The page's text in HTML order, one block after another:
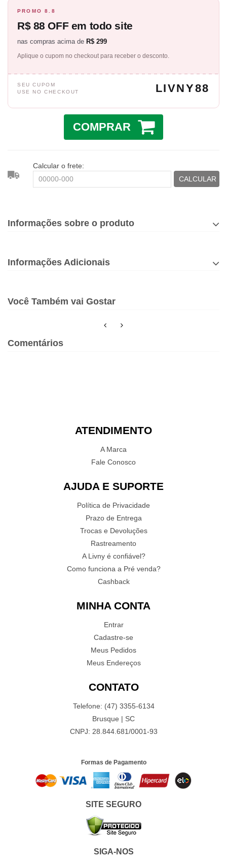
PROMO 8.8
R$ 88 OFF em todo site
nas compras acima de R$ 299
Aplique o cupom no checkout para receber o desconto.
SEU CUPOM
USE NO CHECKOUT
LIVNY88
COMPRAR
Calcular o frete:
CALCULAR
Informações sobre o produto
Informações Adicionais
Você Também vai Gostar
Comentários
ATENDIMENTO
A Marca
Fale Conosco
AJUDA E SUPORTE
Política de Privacidade
Prazo de Entrega
Trocas e Devoluções
Rastreamento
A Livny é confiável?
Como funciona a Pré venda?
Cashback
MINHA CONTA
Entrar
Cadastre-se
Meus Pedidos
Meus Endereços
CONTATO
Telefone: (47) 3355-6134
Brusque | SC
CNPJ: 28.844.681/0001-93
Formas de Pagamento
SITE SEGURO
SIGA-NOS